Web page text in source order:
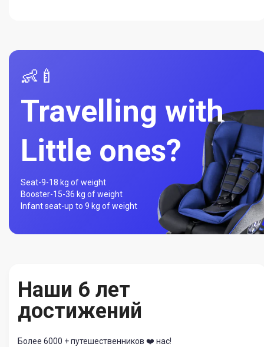
👶🍼
Travelling with
Little ones?
Seat-9-18 kg of weight
Booster-15-36 kg of weight
Infant seat-up to 9 kg of weight
Наши 6 лет
достижений
Более 6000 + путешественников ❤️ нас!